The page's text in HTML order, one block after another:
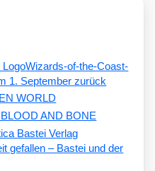
Wizards-of-the-Coast-
1. September zurück
WORLD
AND BONE
gefallen – Bastei und der